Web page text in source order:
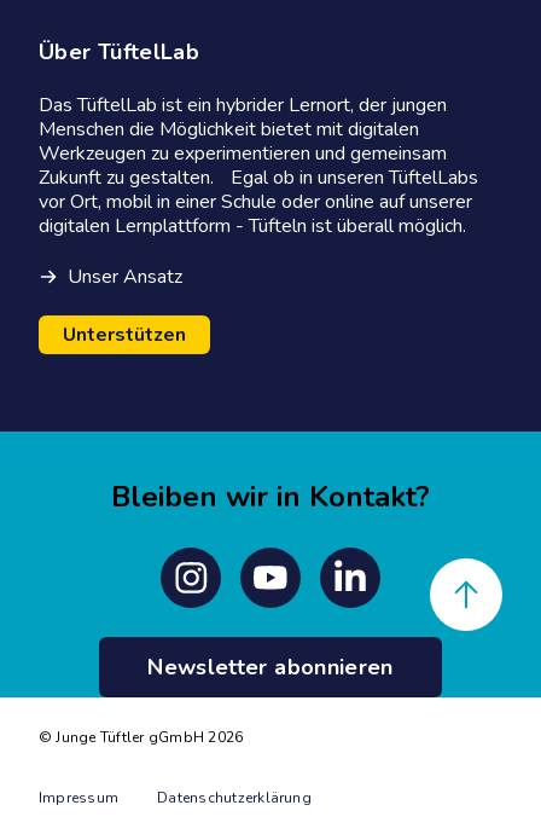
Über TüftelLab
Das TüftelLab ist ein hybrider Lernort, der jungen
Menschen die Möglichkeit bietet mit digitalen
Werkzeugen zu experimentieren und gemeinsam
Zukunft zu gestalten. Egal ob in unseren TüftelLabs
vor Ort, mobil in einer Schule oder online auf unserer
digitalen Lernplattform - Tüfteln ist überall möglich.
Unser Ansatz
Unterstützen
Bleiben wir in Kontakt?
InstagramYoutube Linkedin
Newsletter abonnieren
© Junge Tüftler gGmbH 2026
Impressum Datenschutzerklärung
Back to top